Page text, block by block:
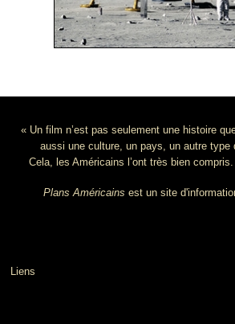
« Un film n’est pas seulement une histoire
aussi une culture, un pays, un autre type
Cela, les Américains l’ont très bien
Plans Américains est un site
Liens